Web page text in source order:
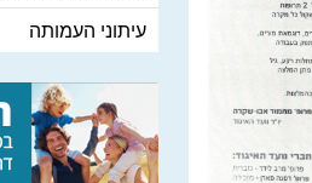
עיתוני העמותה